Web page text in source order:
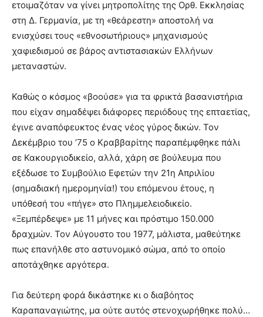
ετοιμαζόταν να γίνει μητροπολίτης της Ορθ. Εκκλησίας
στη Δ. Γερμανία, με τη «θεάρεστη» αποστολή να
ενισχύσει τους «εθνοσωτήριους» μηχανισμούς
χαφιεδισμού σε βάρος αντιστασιακών Ελλήνων
μεταναστών.
Καθώς ο κόσμος «βοούσε» για τα φρικτά βασανιστήρια
που είχαν σημαδέψει διάφορες περιόδους της επταετίας,
έγινε αναπόφευκτος ένας νέος γύρος δικών. Τον
Δεκέμβριο του ’75 ο Κραββαρίτης παραπέμφθηκε πάλι
σε Κακουργιοδικείο, αλλά, χάρη σε βούλευμα που
εξέδωσε το Συμβούλιο Εφετών την 21η Απριλίου
(σημαδιακή ημερομηνία!) του επόμενου έτους, η
υπόθεσή του «πήγε» στο Πλημμελειοδικείο.
«Ξεμπέρδεψε» με 11 μήνες και πρόστιμο 150.000
δραχμών. Τον Αύγουστο του 1977, μάλιστα, μαθεύτηκε
πως επανήλθε στο αστυνομικό σώμα, από το οποίο
αποτάχθηκε αργότερα.
Για δεύτερη φορά δικάστηκε κι ο διαβόητος
Καραπαναγιώτης, μα ούτε αυτός στενοχωρήθηκε πολύ…